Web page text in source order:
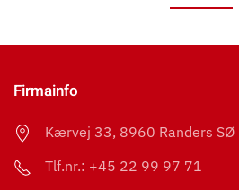
Firmainfo
Kærvej 33, 8960 Randers SØ
Tlf.nr.: +45 22 99 97 71